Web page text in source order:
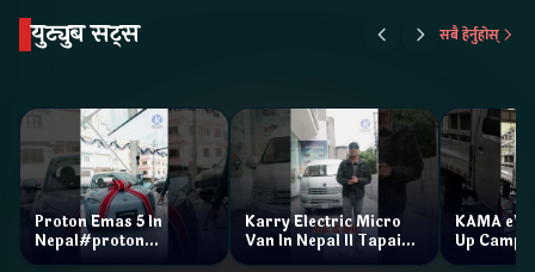
युट्युब सट्स सबै हेर्नुहोस्
Proton Emas 5 In
Nepal#proton
#protonemas5#protonnepal#evcarnepal
Karry Electric Micro
Van In Nepal II Tapaiko
Bazar II Jankari
KAMA eV
Up Camp